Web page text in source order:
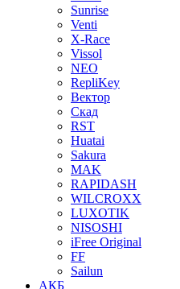
Sunrise
Venti
X-Race
Vissol
NEO
RepliKey
Вектор
Скад
RST
Huatai
Sakura
MAK
RAPIDASH
WILCROXX
LUXOTIK
NISOSHI
iFree Original
FF
Sailun
АКБ